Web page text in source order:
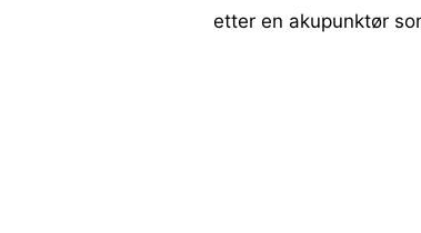
etter en akupunktør